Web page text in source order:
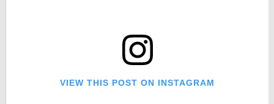
VIEW THIS POST ON INSTAGRAM